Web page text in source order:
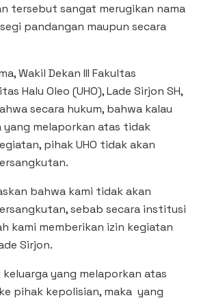
tersebut sangat merugikan nama
pandangan maupun secara
Wakil Dekan III Fakultas
Halu Oleo (UHO), Lade Sirjon SH,
secara hukum, bahwa kalau
yang melaporkan atas tidak
pihak UHO tidak akan
bahwa kami tidak akan
sebab secara institusi
kami memberikan izin kegiatan
Sirjon.
yang melaporkan atas
pihak kepolisian, maka yang